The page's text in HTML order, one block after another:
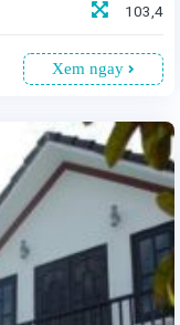
103,4
Xem ngay